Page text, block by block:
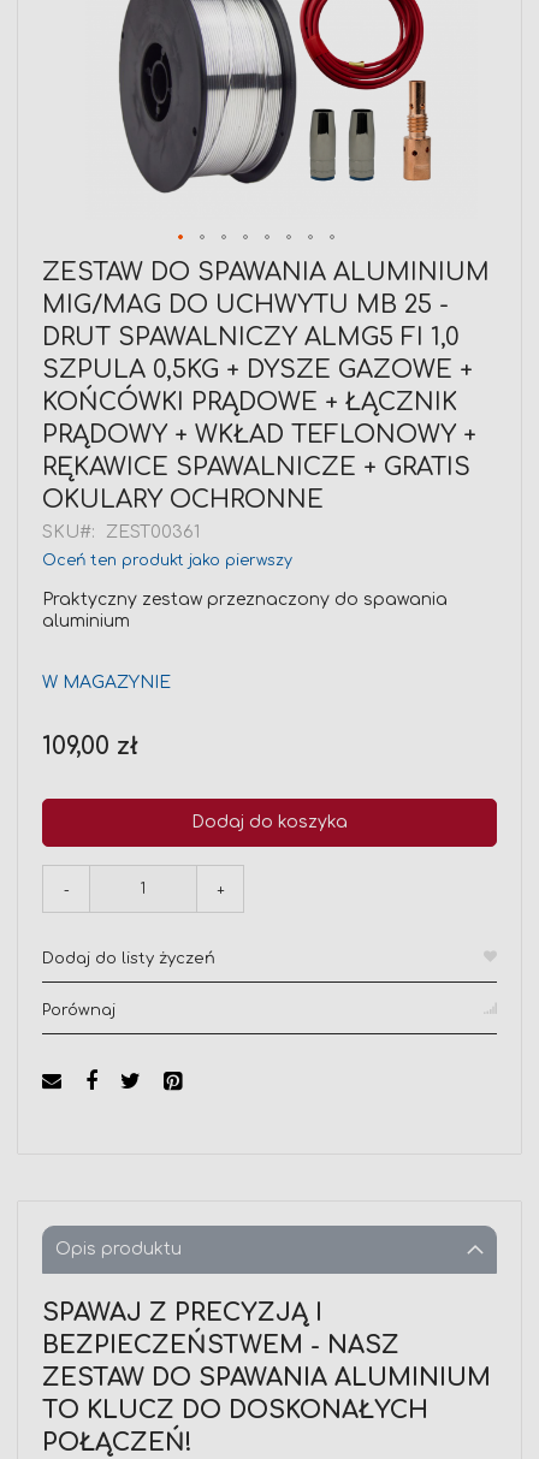
Przejdź
na
początek
galerii
ZESTAW DO SPAWANIA ALUMINIUM
MIG/MAG DO UCHWYTU MB 25 -
DRUT SPAWALNICZY ALMG5 FI 1,0
SZPULA 0,5KG + DYSZE GAZOWE +
KOŃCÓWKI PRĄDOWE + ŁĄCZNIK
PRĄDOWY + WKŁAD TEFLONOWY +
RĘKAWICE SPAWALNICZE + GRATIS
OKULARY OCHRONNE
SKU ZEST00361
Oceń ten produkt jako pierwszy
Praktyczny zestaw przeznaczony do spawania
aluminium
W MAGAZYNIE
109,00 zł
Dodaj do koszyka
- +
Dodaj do listy życzeń
Porównaj
Opis produktu
SPAWAJ Z PRECYZJĄ I
BEZPIECZEŃSTWEM - NASZ
ZESTAW DO SPAWANIA ALUMINIUM
TO KLUCZ DO DOSKONAŁYCH
POŁĄCZEŃ!